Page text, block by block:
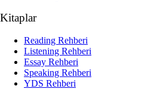
Kitaplar
Reading Rehberi
Listening Rehberi
Essay Rehberi
Speaking Rehberi
YDS Rehberi